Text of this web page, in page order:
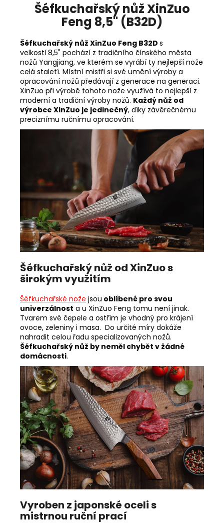
Šéfkuchařský nůž XinZuo
Feng 8,5" (B32D)
Šéfkuchařský nůž XinZuo Feng B32D s
velkostí8,5" pochází z tradičního čínského města
nožů Yangjiang, ve kterém se vyrábí ty nejlepší nože
celá staletí. Místní mistři si své umění výroby a
opracování nožů předávají z generace na generaci.
XinZuo při výrobě tohoto nože využívá to nejlepší z
moderní a tradiční výroby nožů. Každý nůž od
výrobce XinZuo je jedinečný, díky závěrečnému
preciznímu ručnímu opracování.
Šéfkuchařský nůž od XinZuo s
širokým využitím
Šéfkuchařské nože jsou oblíbené pro svou
univerzálnost a u XinZuo Feng tomu není jinak.
Tvarem své čepele a ostřím je vhodný pro krájení
ovoce, zeleniny i masa. Do určité míry dokáže
nahradit celou řadu specializovaných nožů.
Šéfkuchařský nůž by neměl chybět v žádné
domácnosti.
Vyroben z japonské oceli s
mistrnou ruční prací